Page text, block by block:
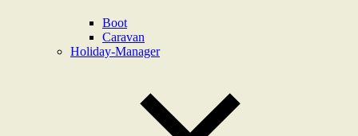
Boot
Caravan
Holiday-Manager